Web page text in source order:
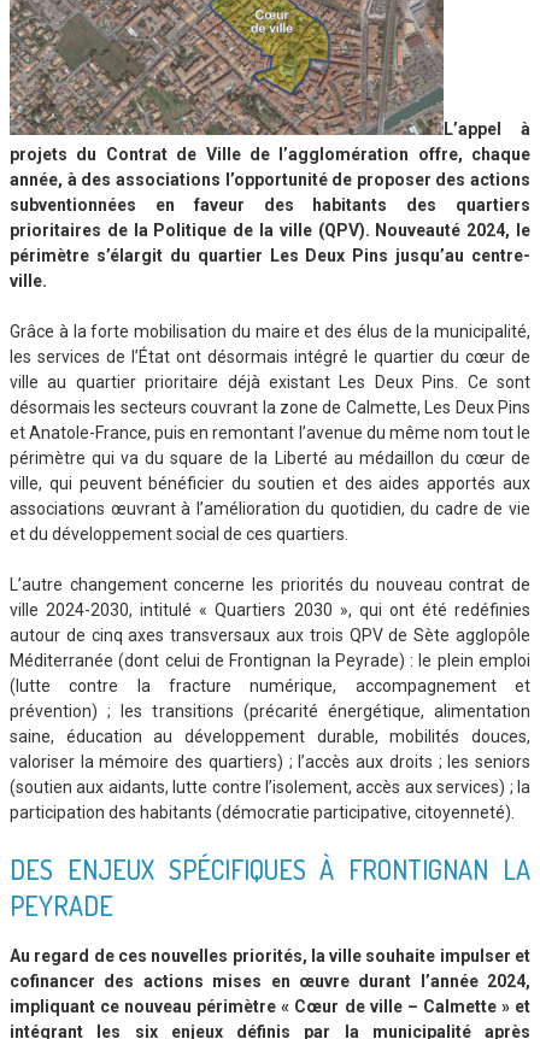
L’appel à
projets du Contrat de Ville de l’agglomération offre, chaque
année, à des associations l’opportunité de proposer des actions
subventionnées en faveur des habitants des quartiers
prioritaires de la Politique de la ville (QPV). Nouveauté 2024, le
périmètre s’élargit du quartier Les Deux Pins jusqu’au centre-
ville.
Grâce à la forte mobilisation du maire et des élus de la municipalité,
les services de l’État ont désormais intégré le quartier du cœur de
ville au quartier prioritaire déjà existant Les Deux Pins. Ce sont
désormais les secteurs couvrant la zone de Calmette, Les Deux Pins
et Anatole-France, puis en remontant l’avenue du même nom tout le
périmètre qui va du square de la Liberté au médaillon du cœur de
ville, qui peuvent bénéficier du soutien et des aides apportés aux
associations œuvrant à l’amélioration du quotidien, du cadre de vie
et du développement social de ces quartiers.
L’autre changement concerne les priorités du nouveau contrat de
ville 2024-2030, intitulé « Quartiers 2030 », qui ont été redéfinies
autour de cinq axes transversaux aux trois QPV de Sète agglopôle
Méditerranée (dont celui de Frontignan la Peyrade) : le plein emploi
(lutte contre la fracture numérique, accompagnement et
prévention) ; les transitions (précarité énergétique, alimentation
saine, éducation au développement durable, mobilités douces,
valoriser la mémoire des quartiers) ; l’accès aux droits ; les seniors
(soutien aux aidants, lutte contre l’isolement, accès aux services) ; la
participation des habitants (démocratie participative, citoyenneté).
DES ENJEUX SPÉCIFIQUES À FRONTIGNAN LA
PEYRADE
Au regard de ces nouvelles priorités, la ville souhaite impulser et
cofinancer des actions mises en œuvre durant l’année 2024,
impliquant ce nouveau périmètre « Cœur de ville – Calmette » et
intégrant les six enjeux définis par la municipalité après